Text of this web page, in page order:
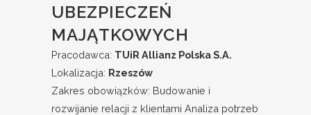
UBEZPIECZEŃ
MAJĄTKOWYCH
Pracodawca: TUiR Allianz Polska S.A.
Lokalizacja: Rzeszów
Zakres obowiązków: Budowanie i
rozwijanie relacji z klientami Analiza potrzeb